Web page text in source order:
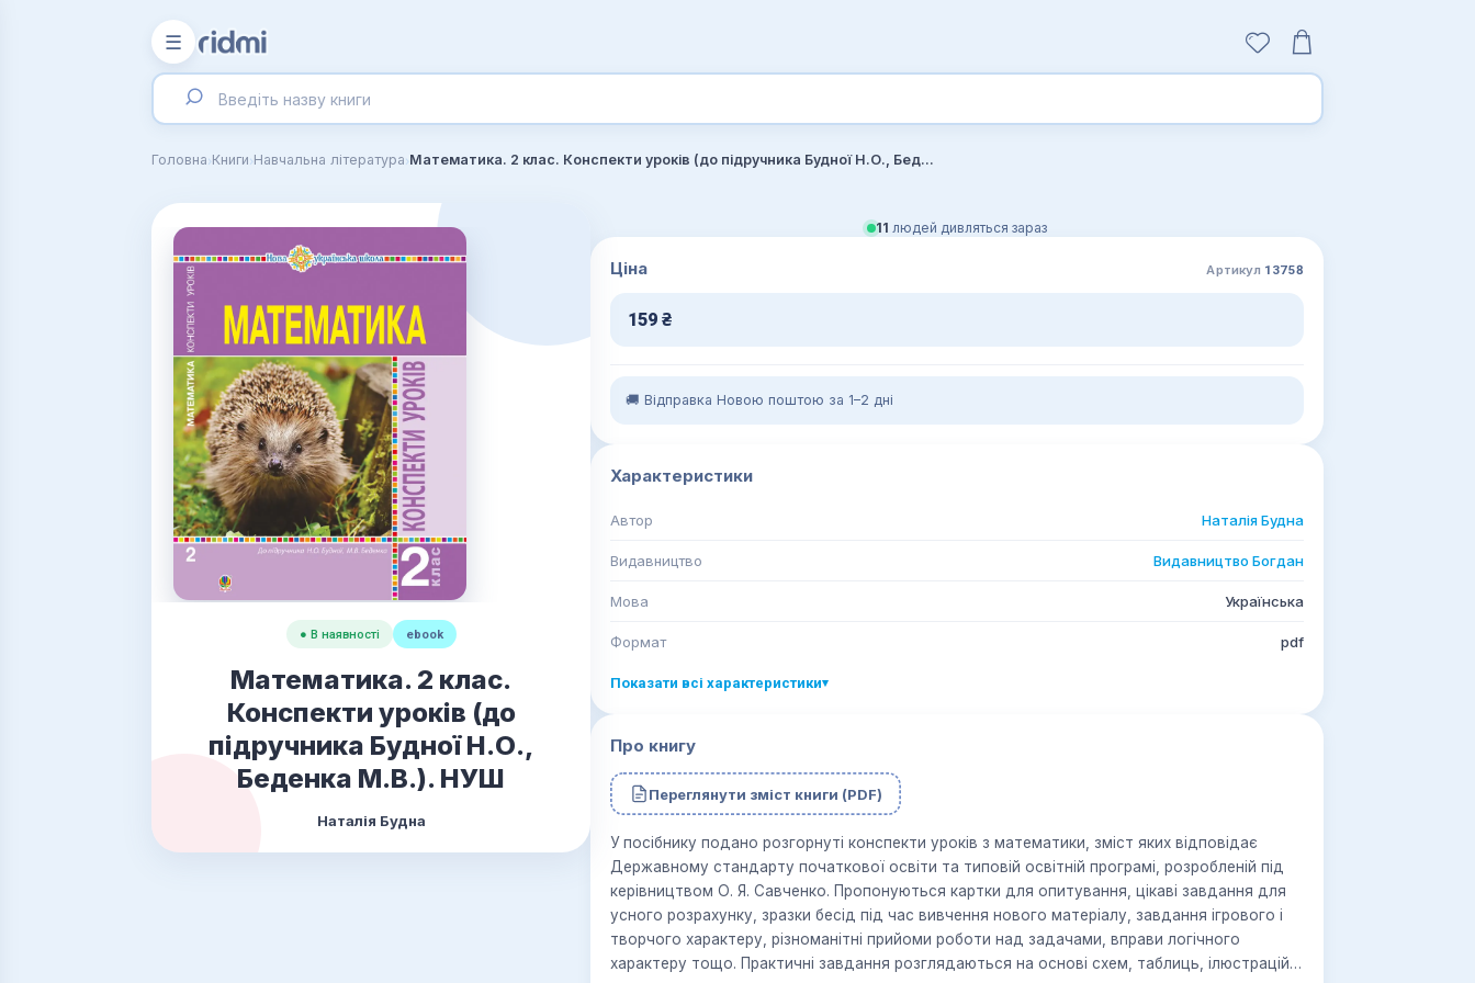
☰
Головна›Книги›Навчальна література› Математика. 2 клас. Конспекти уроків (до підручника Будної Н.О., Беденка М.В.). НУШ
● В наявності ebook
Математика. 2 клас.
Конспекти уроків (до
підручника Будної Н.О.,
Беденка М.В.). НУШ
Наталія Будна
11 людей дивляться зараз
Ціна Артикул 13758
159 ₴
🚚 Відправка Новою поштою за 1–2 дні
Характеристики
Автор Наталія Будна
Видавництво Видавництво Богдан
Мова Українська
Формат pdf
Показати всі характеристики▾
Про книгу
Переглянути зміст книги (PDF)
У посібнику подано розгорнуті конспекти уроків з математики, зміст яких відповідає
Державному стандарту початкової освіти та типовій освітній програмі, розробленій під
керівництвом О. Я. Савченко. Пропонуються картки для опитування, цікаві завдання для
усного розрахунку, зразки бесід під час вивчення нового матеріалу, завдання ігрового і
творчого характеру, різноманітні прийоми роботи над задачами, вправи логічного
характеру тощо. Практичні завдання розглядаються на основі схем, таблиць, ілюстрацій.